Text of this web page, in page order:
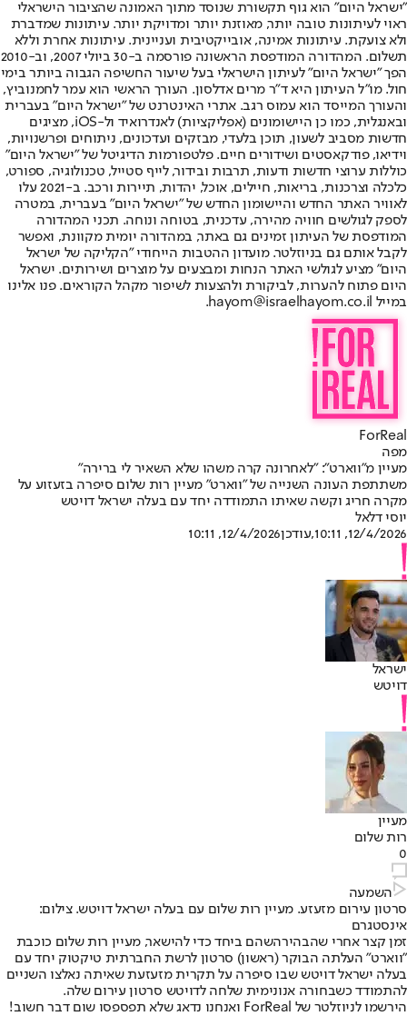
"ישראל היום" הוא גוף תקשורת שנוסד מתוך האמונה שהציבור הישראלי
ראוי לעיתונות טובה יותר, מאוזנת יותר ומדויקת יותר. עיתונות שמדברת
ולא צועקת. עיתונות אמינה, אובייקטיבית ועניינית. עיתונות אחרת וללא
תשלום. המהדורה המודפסת הראשונה פורסמה ב-30 ביולי 2007, וב-2010
הפך "ישראל היום" לעיתון הישראלי בעל שיעור החשיפה הגבוה ביותר בימי
חול. מו"ל העיתון היא ד"ר מרים אדלסון. העורך הראשי הוא עמר לחמנוביץ,
והעורך המייסד הוא עמוס רגב. אתרי האינטרנט של "ישראל היום" בעברית
ובאנגלית, כמו כן היישומונים (אפליקציות) לאנדרואיד ול-iOS, מציגים
חדשות מסביב לשעון, תוכן בלעדי, מבזקים ועדכונים, ניתוחים ופרשנויות,
וידיאו, פודקאסטים ושידורים חיים. פלטפורמות הדיגיטל של "ישראל היום"
כוללות ערוצי חדשות ודעות, תרבות ובידור, לייף סטייל, טכנולוגיה, ספורט,
כלכלה וצרכנות, בריאות, חיילים, אוכל, יהדות, תיירות ורכב. ב-2021 עלו
לאוויר האתר החדש והיישומון החדש של "ישראל היום" בעברית, במטרה
לספק לגולשים חוויה מהירה, עדכנית, בטוחה ונוחה. תכני המהדורה
המודפסת של העיתון זמינים גם באתר, במהדורה יומית מקוונת, ואפשר
לקבל אותם גם בניוזלטר. מועדון ההטבות הייחודי "הקליקה של ישראל
היום" מציע לגולשי האתר הנחות ומבצעים על מוצרים ושירותים. ישראל
היום פתוח להערות, לביקורת ולהצעות לשיפור מקהל הקוראים. פנו אלינו
במייל hayom@israelhayom.co.il.
ForReal
מפה
מעיין מ"ווארט": "לאחרונה קרה משהו שלא השאיר לי ברירה"
משתתפת העונה השנייה של "ווארט" מעיין רות שלום סיפרה בזעזוע על
מקרה חריג וקשה שאיתו התמודדה יחד עם בעלה ישראל דויטש
יוסי דלאל
12/4/2026, 10:11
,עודכן12/4/2026, 10:11
ישראל
דויטש
מעיין
רות שלום
0
השמעה
סרטון עירום מזעזע. מעיין רות שלום עם בעלה ישראל דויטש. צילום:
אינסטגרם
זמן קצר אחרי שהבהירהשהם ביחד כדי להישאר, מעיין רות שלום כוכבת
"ווארט" העלתה הבוקר (ראשון) סרטון לרשת החברתית טיקטוק יחד עם
בעלה ישראל דויטש שבו סיפרה על תקרית מזעזעת שאיתה נאלצו השניים
להתמודד כשבחורה אנונימית שלחה לדויטש סרטון עירום שלה.
הירשמו לניוזלטר של ForReal ואנחנו נדאג שלא תפספסו שום דבר חשוב!